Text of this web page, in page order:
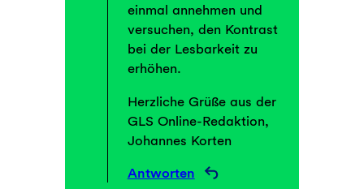
einmal annehmen und
versuchen, den Kontrast
bei der Lesbarkeit zu
erhöhen.
Herzliche Grüße aus der
GLS Online-Redaktion,
Johannes Korten
Antworten